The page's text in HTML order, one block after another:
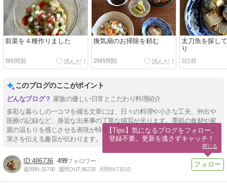
前菜を４種作りました
5時間前
換気扇のお掃除を頼む
29時間前
太刀魚を探し
り
3日前
このブログのここがポイント
家族の優しい日常とこだわり料理紹介
多彩な暮らしの一コマを綴る文章には、日々の料理や小さな工夫、外出や
医療の記録など、身近な出来事の丁寧な描写が光ります。季節の食材や家
庭の温もりを感じさせる表現が特徴で、親しみやすさとともに暮らしの充
実さを伝える趣旨が伝わります。
486736 499
週間IN:15790 週間OUT:86230 月間IN:71010
【Tips】気になるブログをフォロー。
登録不要。更新を逃さずキャッチ！
閉じる